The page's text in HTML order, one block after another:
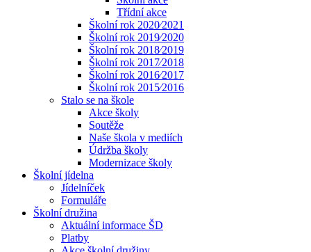
Třídní akce
Školní rok 2020⁄2021
Školní rok 2019⁄2020
Školní rok 2018⁄2019
Školní rok 2017⁄2018
Školní rok 2016⁄2017
Školní rok 2015⁄2016
Stalo se na škole
Akce školy
Soutěže
Naše škola v mediích
Údržba školy
Modernizace školy
Školní jídelna
Jídelníček
Formuláře
Školní družina
Aktuální informace ŠD
Platby